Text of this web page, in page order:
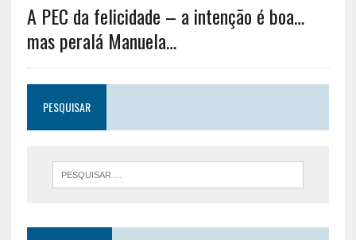
A PEC da felicidade – a intenção é boa…
mas peralá Manuela…
PESQUISAR